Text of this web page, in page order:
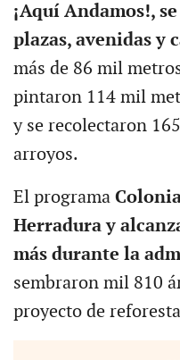
¡Aquí Andamos!,
plazas, avenidas y
más de 86 mil
pintaron 114 mil
y se recolectaron
arroyos.
El programa
Herradura y
más durante la
sembraron mil 810
proyecto de